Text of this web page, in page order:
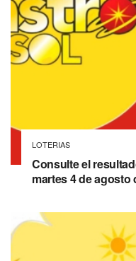
LOTERIAS
Consulte el
martes 4 de agosto